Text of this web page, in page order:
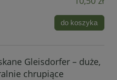
do koszyka
Gleisdorfer – duże,
chrupiące